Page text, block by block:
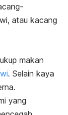
atau kacang
makan
. Selain kaya
yang